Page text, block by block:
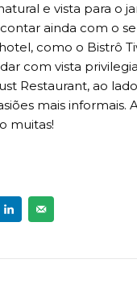
e vista para o
ainda com o
como o Bistrô
com vista
Restaurant, ao
mais informais.
muitas!